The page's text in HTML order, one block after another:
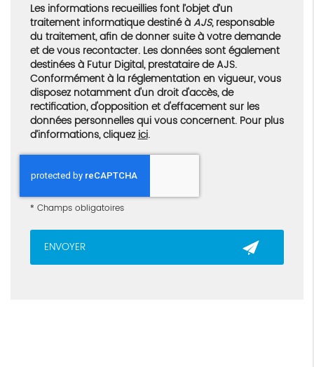
Les informations recueillies font l’objet d’un
traitement informatique destiné àAJS, responsable
du traitement, afin de donner suite à votre demande
et de vous recontacter. Les données sont également
destinées à Futur Digital, prestataire de AJS.
Conformément à la réglementation en vigueur, vous
disposez notamment d'un droit d'accès, de
rectification, d'opposition et d'effacement sur les
données personnelles qui vous concernent. Pour plus
d’informations, cliquezici.
* Champs obligatoires